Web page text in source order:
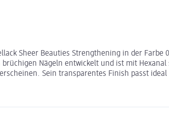
Sheer Beauties Strengthening in der
Nägeln entwickelt und ist mit
Sein transparentes Finish passt